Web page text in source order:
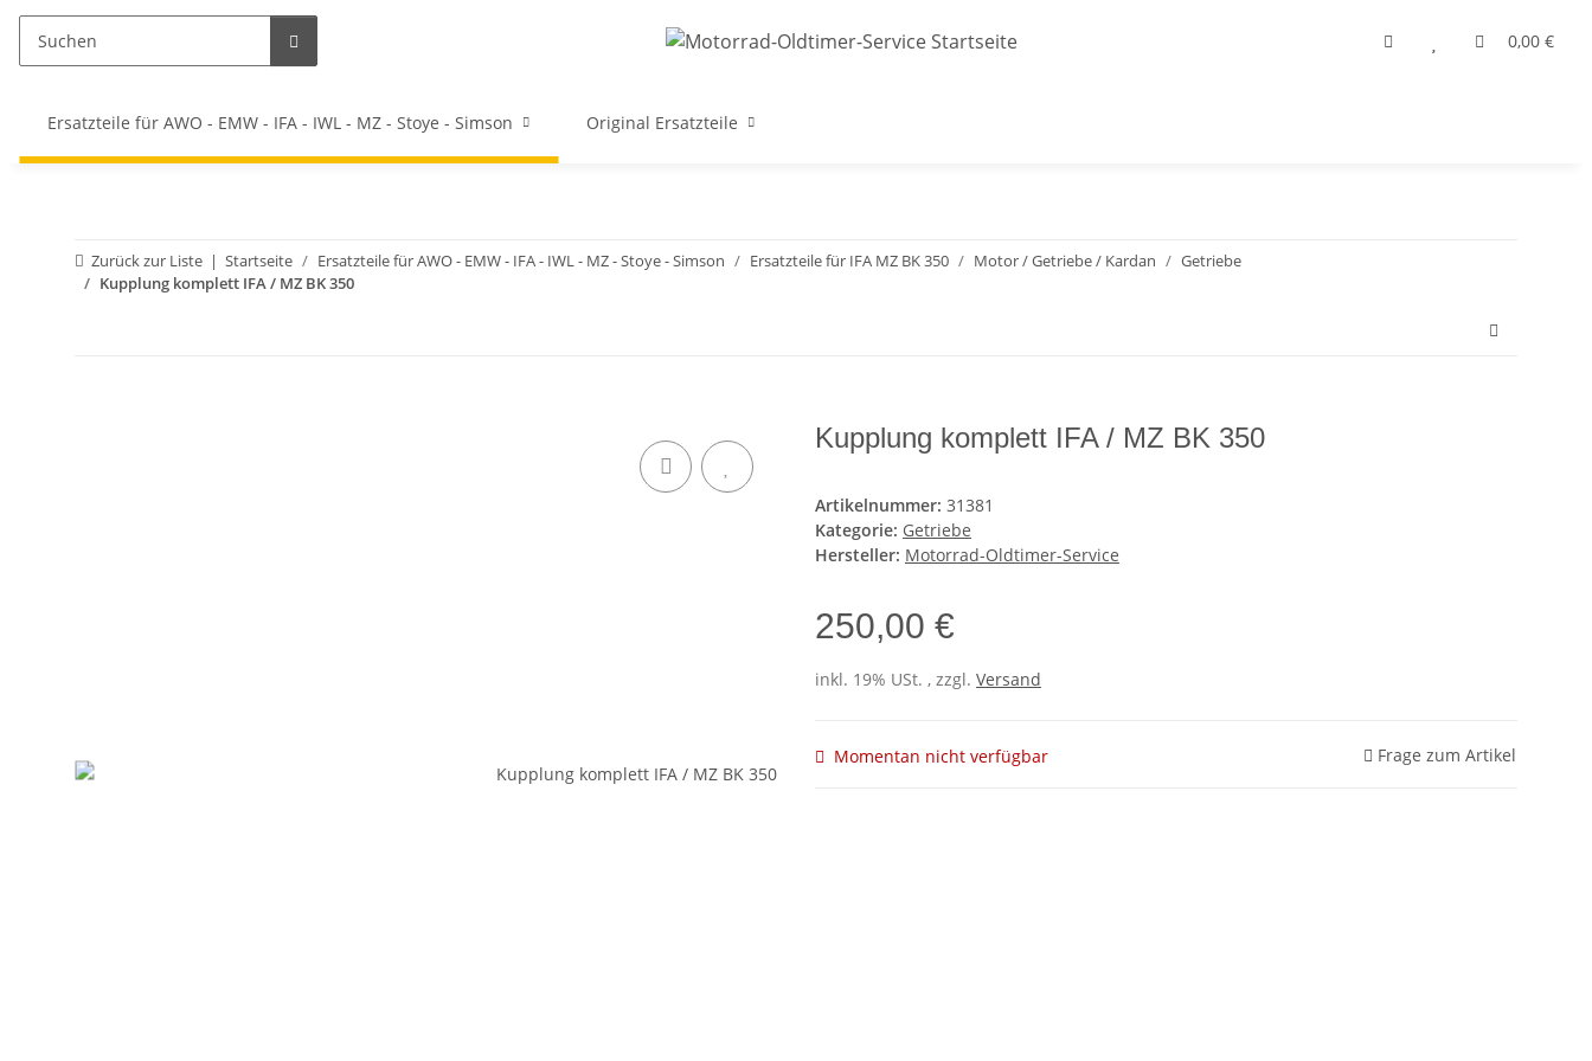
0,00 €
Ersatzteile für AWO - EMW - IFA - IWL - MZ - Stoye - Simson Original Ersatzteile
Zurück zur Liste Startseite Ersatzteile für AWO - EMW - IFA - IWL - MZ - Stoye - Simson Ersatzteile für IFA MZ BK 350 Motor / Getriebe / Kardan
Getriebe
Kupplung komplett IFA / MZ BK 350
Kupplung komplett IFA / MZ BK 350
Artikelnummer: 31381
Kategorie: Getriebe
Hersteller: Motorrad-Oldtimer-Service
250,00 €
inkl. 19% USt. , zzgl. Versand
Momentan nicht verfügbar Frage zum Artikel